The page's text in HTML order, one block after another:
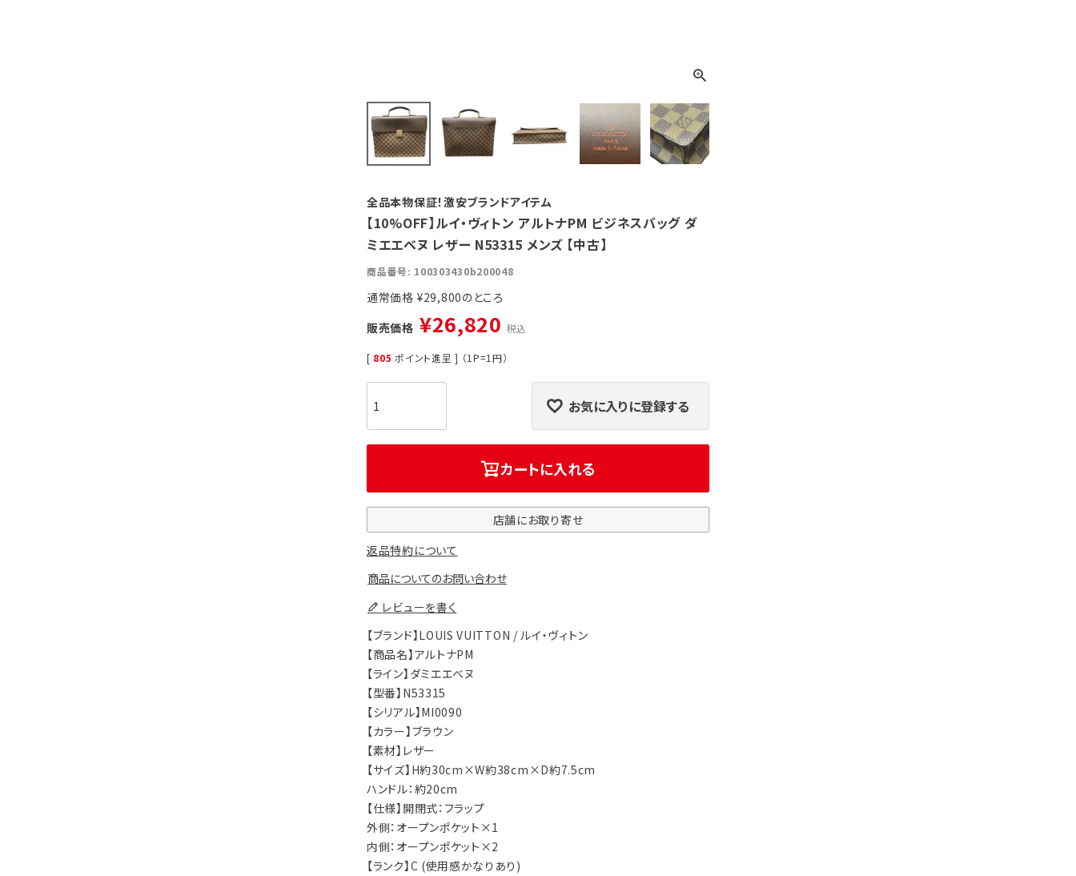
全品本物保証！激安ブランドアイテム
【10%OFF】ルイ・ヴィトン アルトナPM ビジネスバッグ ダ
ミエエベヌ レザー N53315 メンズ 【中古】
商品番号 100303430b200048
通常価格 ¥29,800
販売価格 ¥26,820 税込
[ 805 ポイント進呈 ] （1P=1円）
お気に入りに登録する
カートに入れる
店舗にお取り寄せ
返品特約について
商品についてのお問い合わせ
レビューを書く
【ブランド】LOUIS VUITTON / ルイ・ヴィトン
【商品名】アルトナPM
【ライン】ダミエエベヌ
【型番】N53315
【シリアル】MI0090
【カラー】ブラウン
【素材】レザー
【サイズ】H約30cm×W約38cm×D約7.5cm
ハンドル：約20cm
【仕様】開閉式：フラップ
外側：オープンポケット×1
内側：オープンポケット×2
【ランク】C (使用感かなりあり)